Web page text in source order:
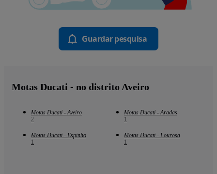
Guardar pesquisa
Motas Ducati - no distrito Aveiro
Motas Ducati - Aveiro
2
Motas Ducati - Aradas
1
Motas Ducati - Espinho
1
Motas Ducati - Lourosa
1